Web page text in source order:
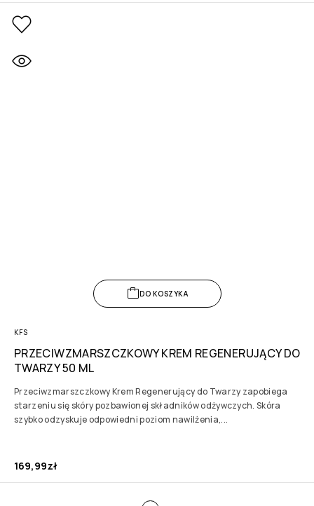
DO KOSZYKA
KFS
PRZECIWZMARSZCZKOWY KREM REGENERUJĄCY DO
TWARZY 50 ML
Przeciwzmarszczkowy Krem Regenerujący do Twarzy zapobiega
starzeniu się skóry pozbawionej składników odżywczych. Skóra
szybko odzyskuje odpowiedni poziom nawilżenia,...
169,99zł